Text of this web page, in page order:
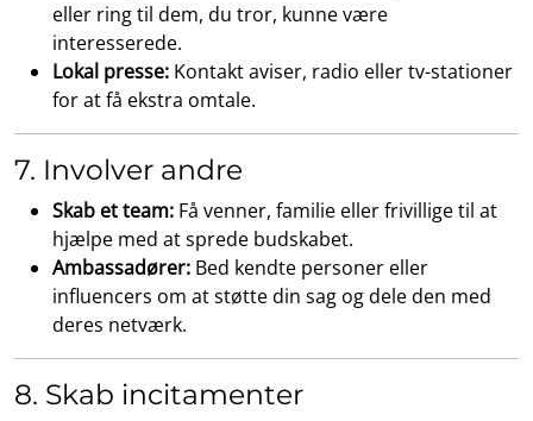
eller ring til dem, du tror, kunne være
interesserede.
Lokal presse: Kontakt aviser, radio eller tv-stationer
for at få ekstra omtale.
7. Involver andre
Skab et team: Få venner, familie eller frivillige til at
hjælpe med at sprede budskabet.
Ambassadører: Bed kendte personer eller
influencers om at støtte din sag og dele den med
deres netværk.
8. Skab incitamenter